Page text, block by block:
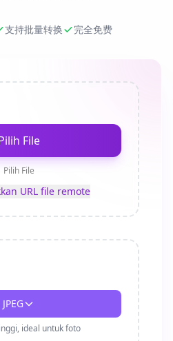
支持批量转换 完全免费
File
Pilih File
URL file remote
JPEG
ideal untuk foto